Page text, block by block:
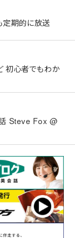
定期的に放送
初心者でもわか
Steve Fox @